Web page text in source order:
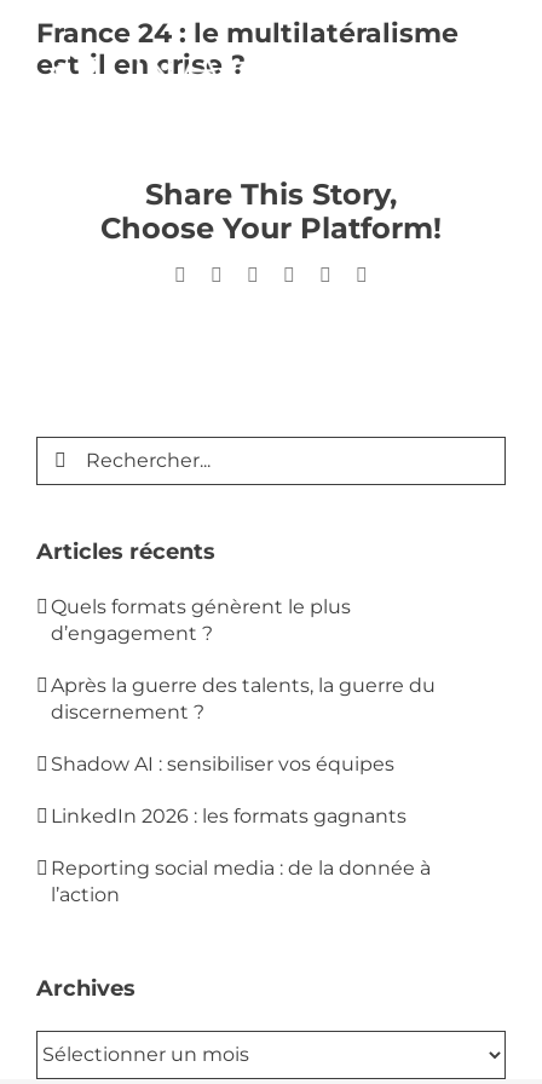
contenu
France 24 : le multilatéralisme
est-il en crise ?
Share This Story,
Choose Your Platform!
Facebook LinkedInWhatsApp
Pinterest
Rechercher:
Articles récents
Quels formats génèrent le plus
d’engagement ?
Après la guerre des talents, la guerre du
discernement ?
Shadow AI : sensibiliser vos équipes
LinkedIn 2026 : les formats gagnants
Reporting social media : de la donnée à
l’action
Archives
Archives